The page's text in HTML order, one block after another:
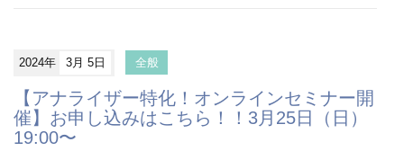
2024年 3月 5日 全般
【アナライザー特化！オンラインセミナー開
催】お申し込みはこちら！！3月25日（日）
19:00〜